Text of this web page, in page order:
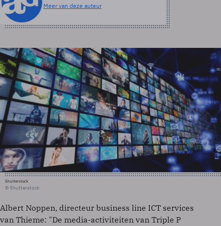
Meer van deze auteur
Shutterstock
© Shutterstock
Albert Noppen, directeur business line ICT services
van Thieme: "De media-activiteiten van Triple P